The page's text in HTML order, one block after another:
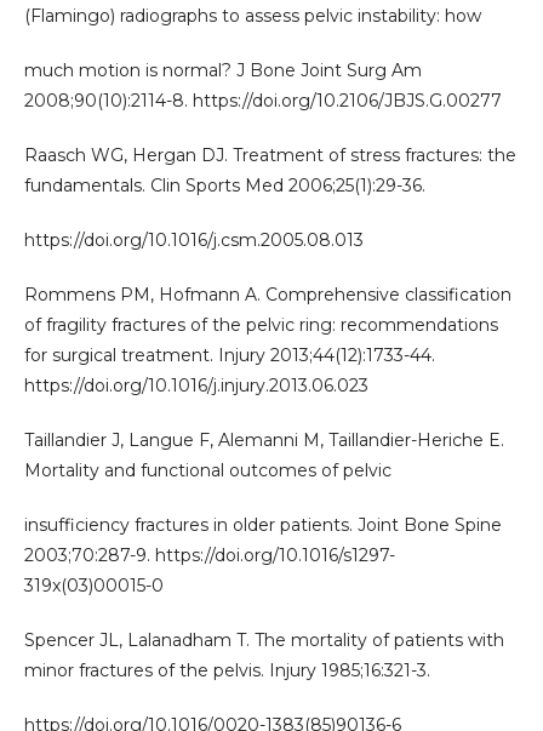
(Flamingo) radiographs to assess pelvic instability: how
much motion is normal? J Bone Joint Surg Am
2008;90(10):2114-8. https://doi.org/10.2106/JBJS.G.00277
Raasch WG, Hergan DJ. Treatment of stress fractures: the
fundamentals. Clin Sports Med 2006;25(1):29-36.
https://doi.org/10.1016/j.csm.2005.08.013
Rommens PM, Hofmann A. Comprehensive classification
of fragility fractures of the pelvic ring: recommendations
for surgical treatment. Injury 2013;44(12):1733-44.
https://doi.org/10.1016/j.injury.2013.06.023
Taillandier J, Langue F, Alemanni M, Taillandier-Heriche E.
Mortality and functional outcomes of pelvic
insufficiency fractures in older patients. Joint Bone Spine
2003;70:287-9. https://doi.org/10.1016/s1297-
319x(03)00015-0
Spencer JL, Lalanadham T. The mortality of patients with
minor fractures of the pelvis. Injury 1985;16:321-3.
https://doi.org/10.1016/0020-1383(85)90136-6